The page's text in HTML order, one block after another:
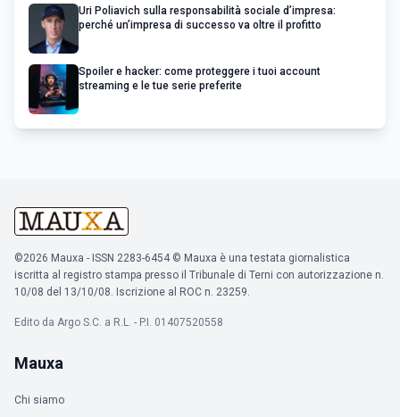
Uri Poliavich sulla responsabilità sociale d’impresa:
perché un’impresa di successo va oltre il profitto
Spoiler e hacker: come proteggere i tuoi account
streaming e le tue serie preferite
©2026 Mauxa - ISSN 2283-6454 © Mauxa è una testata giornalistica
iscritta al registro stampa presso il Tribunale di Terni con autorizzazione n.
10/08 del 13/10/08. Iscrizione al ROC n. 23259.
Edito da Argo S.C. a R.L. - P.I. 01407520558
Mauxa
Chi siamo